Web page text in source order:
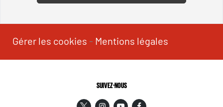
Gérer les cookies - Mentions légales
SUIVEZ-NOUS